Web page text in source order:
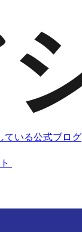
ている公式ブログ